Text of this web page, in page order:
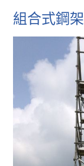
組合式鋼架